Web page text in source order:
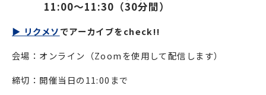
11:00〜11:30（30分間）
▶︎ リクメソでアーカイブをcheck!!
会場：オンライン（Zoomを使用して配信します）
締切：開催当日の11:00まで